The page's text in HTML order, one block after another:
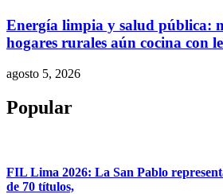
Energía limpia y salud pública:
hogares rurales aún cocina con
agosto 5, 2026
Popular
FIL Lima 2026: La San Pablo
de 70 títulos,